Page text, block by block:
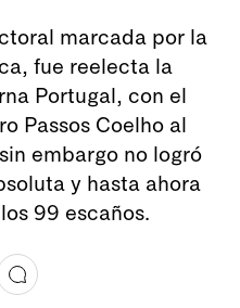
marcada por la
fue reelecta la
Portugal, con el
Passos Coelho al
embargo no logró
y hasta ahora
99 escaños.